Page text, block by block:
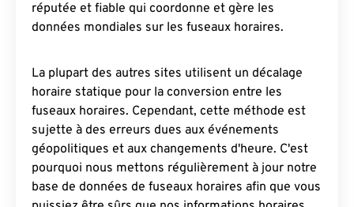
réputée et fiable qui coordonne et gère les
données mondiales sur les fuseaux horaires.
La plupart des autres sites utilisent un décalage
horaire statique pour la conversion entre les
fuseaux horaires. Cependant, cette méthode est
sujette à des erreurs dues aux événements
géopolitiques et aux changements d'heure. C'est
pourquoi nous mettons régulièrement à jour notre
base de données de fuseaux horaires afin que vous